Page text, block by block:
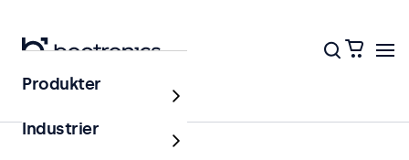
Hjem
Produkter
Industrier